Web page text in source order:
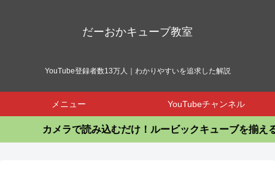
だーおかキューブ教室
YouTube登録者数13万人｜わかりやすいを追求した解説
メニュー YouTubeチャンネル
カメラで読み込むだけ！ルービックキューブを揃えるア